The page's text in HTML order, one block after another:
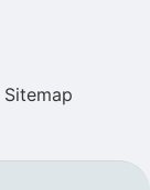
Sitemap